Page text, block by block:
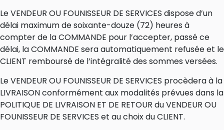
Le VENDEUR OU FOUNISSEUR DE SERVICES dispose d’un
délai maximum de soixante-douze (72) heures à
compter de la COMMANDE pour l’accepter, passé ce
délai, la COMMANDE sera automatiquement refusée et le
CLIENT remboursé de l’intégralité des sommes versées.
Le VENDEUR OU FOUNISSEUR DE SERVICES procèdera à la
LIVRAISON conformément aux modalités prévues dans la
POLITIQUE DE LIVRAISON ET DE RETOUR du VENDEUR OU
FOUNISSEUR DE SERVICES et au choix du CLIENT.